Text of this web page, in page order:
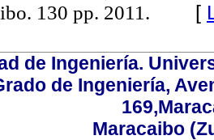
130 pp. 2011. [
de Ingeniería.
de Ingeniería,
Maracaibo